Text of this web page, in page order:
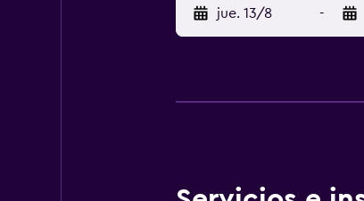
jue. 13/8 -